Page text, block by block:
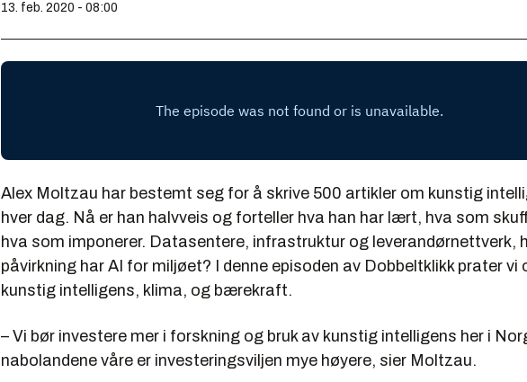
13. feb. 2020 - 08:00
Alex Moltzau har bestemt seg for å skrive 500 artikler om kunstig
hver dag. Nå er han halvveis og forteller hva han har lært, hva som
hva som imponerer. Datasentere, infrastruktur og leverandørnettverk,
påvirkning har AI for miljøet? I denne episoden av Dobbeltklikk prater vi
kunstig intelligens, klima, og bærekraft.
– Vi bør investere mer i forskning og bruk av kunstig intelligens her i
nabolandene våre er investeringsviljen mye høyere, sier Moltzau.